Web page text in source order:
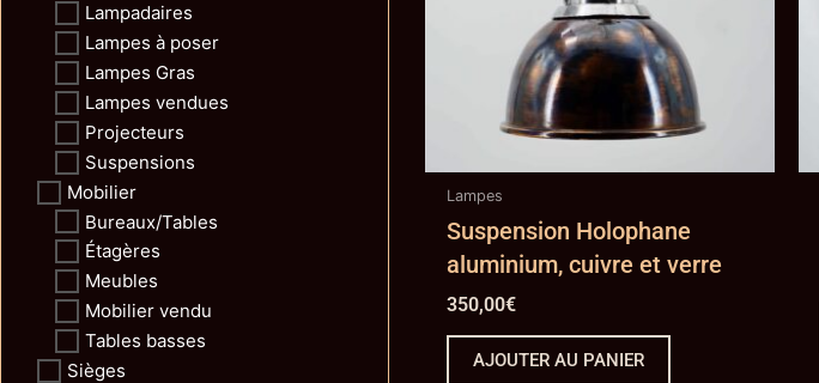
Lampadaires
Lampes à poser
Lampes Gras
Lampes vendues
Projecteurs
Suspensions
Mobilier
Bureaux/Tables
Étagères
Meubles
Mobilier vendu
Tables basses
Sièges
Lampes
Suspension Holophane
aluminium, cuivre et verre
350,00€
AJOUTER AU PANIER